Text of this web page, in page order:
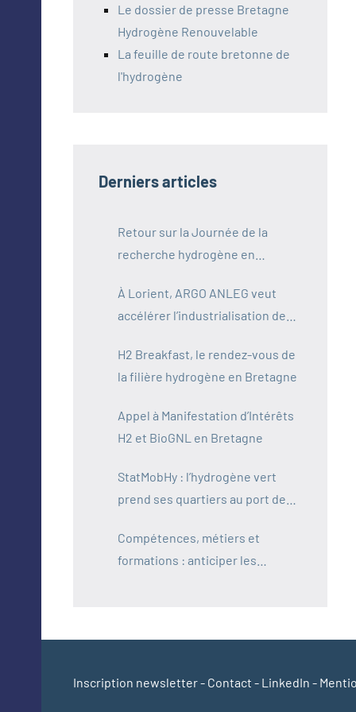
Le dossier de presse Bretagne
Hydrogène Renouvelable
La feuille de route bretonne de
l'hydrogène
Derniers articles
Retour sur la Journée de la
recherche hydrogène en
À Lorient, ARGO ANLEG veut
accélérer l’industrialisation de
H2 Breakfast, le rendez-vous de
la filière hydrogène en Bretagne
Appel à Manifestation d’Intérêts
H2 et BioGNL en Bretagne
StatMobHy : l’hydrogène vert
prend ses quartiers au port de
Compétences, métiers et
formations : anticiper les
Inscription newsletter- Contact - LinkedIn -